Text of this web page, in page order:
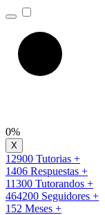
0%
12900 Tutorias +
1406 Respuestas +
11300 Tutorandos +
464200 Seguidores +
152 Meses +